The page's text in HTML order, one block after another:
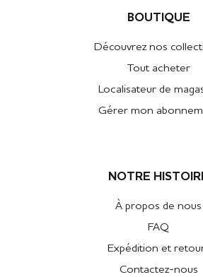
BOUTIQUE
Découvrez nos
Tout acheter
Localisateur de
Gérer mon
NOTRE
À propos de nous
FAQ
Expédition et
Contactez-nous